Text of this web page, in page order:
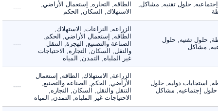
حلول تقنيه, مشاكل,
الطاقه, التجاره, إستعمال الأراضي,
الاستهلاك, السكان, الحكم
----
حلول تقنيه, حلول
مشاكل
الزراعة, النزاعات, الاستهلاك,
الطاقه, إستعمال الأراضي, الحكم,
الصناعة والتصنيع, الهجرة, التنقل
والنقل, السكان, التجاره, الاحتياجات
غير الملباه, التمدن, المياه
----
استجابات دولية, حلول
إجتماعيه, مشاكل
الزراعة, الاستهلاك, الطاقه, إستعمال
الأراضي, الحكم, الصناعة والتصنيع,
التنقل والنقل, السكان, التجاره,
الاحتياجات غير الملباه, التمدن, المياه
----